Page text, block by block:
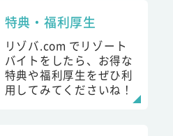
特典・福利厚生
リゾバ.com でリゾート
バイトをしたら、お得な
特典や福利厚生をぜひ利
用してみてくださいね！